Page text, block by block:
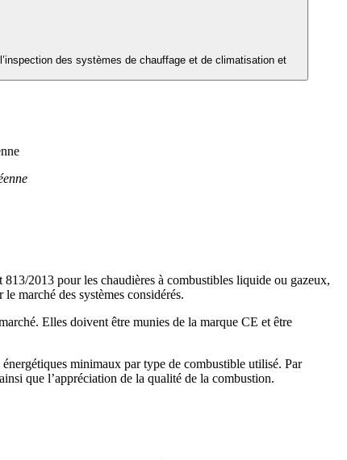
des systèmes de chauffage et de climatisation et
2013 pour les chaudières à combustibles liquide ou gazeux,
marché des systèmes considérés.
Elles doivent être munies de la marque CE et être
minimaux par type de combustible utilisé. Par
que l’appréciation de la qualité de la combustion.